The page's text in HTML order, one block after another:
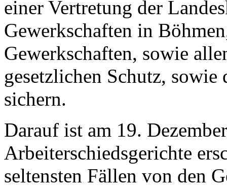
einer Vertretung der
Gewerkschaften in
Gewerkschaften, sowie
gesetzlichen Schutz,
sichern.
Darauf ist am 19.
Arbeiterschiedsgerichte
seltensten Fällen von den